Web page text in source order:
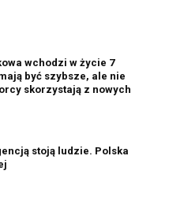
wchodzi w życie 7
być szybsze, ale nie
skorzystają z nowych
stoją ludzie. Polska